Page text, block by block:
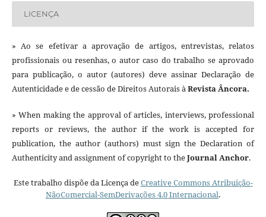
LICENÇA
» Ao se efetivar a aprovação de artigos, entrevistas, relatos
profissionais ou resenhas, o autor caso do trabalho se aprovado
para publicação, o autor (autores) deve assinar Declaração de
Autenticidade e de cessão de Direitos Autorais à Revista Âncora.
» When making the approval of articles, interviews, professional
reports or reviews, the author if the work is accepted for
publication, the author (authors) must sign the Declaration of
Authenticity and assignment of copyright to theJournal Anchor.
Este trabalho dispõe da Licença deCreative Commons Atribuição-
NãoComercial-SemDerivações 4.0 Internacional.